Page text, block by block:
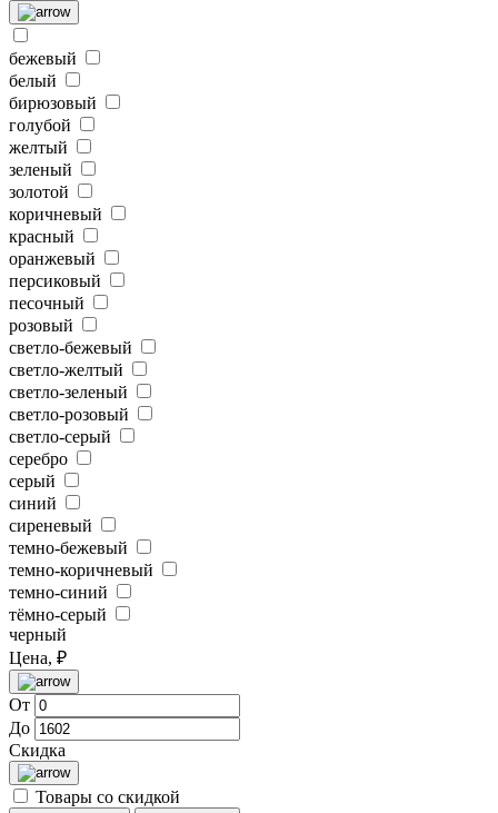
бежевый
белый
бирюзовый
голубой
желтый
зеленый
золотой
коричневый
красный
оранжевый
персиковый
песочный
розовый
светло-бежевый
светло-желтый
светло-зеленый
светло-розовый
светло-серый
серебро
серый
синий
сиреневый
темно-бежевый
темно-коричневый
темно-синий
тёмно-серый
черный
Цена, ₽
От
До
Скидка
Товары со скидкой